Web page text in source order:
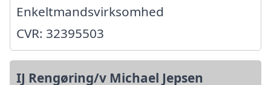
Enkeltmandsvirksomhed
CVR: 32395503
IJ Rengøring/v Michael Jepsen